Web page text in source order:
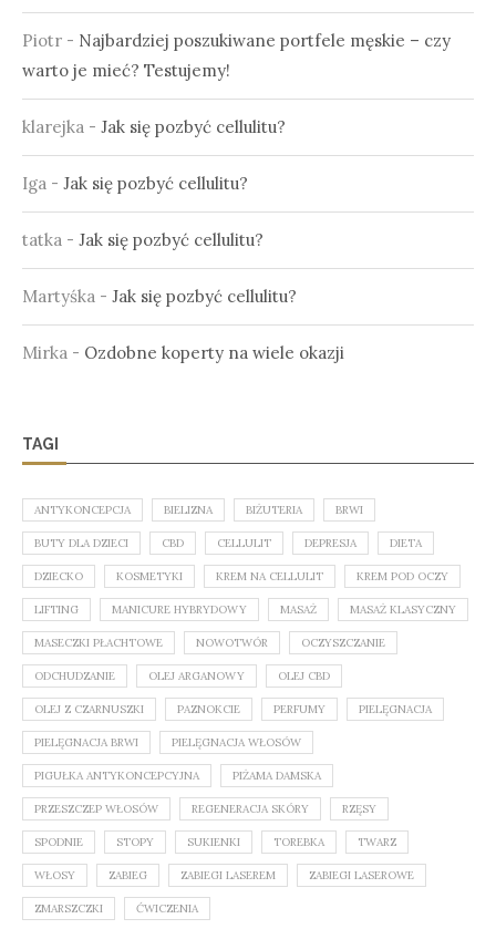
Piotr - Najbardziej poszukiwane portfele męskie – czy
warto je mieć? Testujemy!
klarejka - Jak się pozbyć cellulitu?
Iga - Jak się pozbyć cellulitu?
tatka - Jak się pozbyć cellulitu?
Martyśka - Jak się pozbyć cellulitu?
Mirka - Ozdobne koperty na wiele okazji
TAGI
ANTYKONCEPCJA BIELIZNA BIŻUTERIA BRWI
BUTY DLA DZIECI CBD CELLULIT DEPRESJA DIETA
DZIECKO KOSMETYKI KREM NA CELLULIT KREM POD OCZY
LIFTING MANICURE HYBRYDOWY MASAŻ MASAŻ KLASYCZNY
MASECZKI PŁACHTOWE NOWOTWÓR OCZYSZCZANIE
ODCHUDZANIE OLEJ ARGANOWY OLEJ CBD
OLEJ Z CZARNUSZKI PAZNOKCIE PERFUMY PIELĘGNACJA
PIELĘGNACJA BRWI PIELĘGNACJA WŁOSÓW
PIGUŁKA ANTYKONCEPCYJNA PIŻAMA DAMSKA
PRZESZCZEP WŁOSÓW REGENERACJA SKÓRY RZĘSY
SPODNIE STOPY SUKIENKI TOREBKA TWARZ
WŁOSY ZABIEG ZABIEGI LASEREM ZABIEGI LASEROWE
ZMARSZCZKI ĆWICZENIA